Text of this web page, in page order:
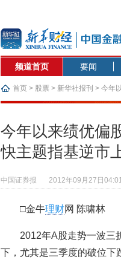
频道首页 要闻
首页 > 股票 > 新华社报刊 > 今年
今年以来绩优偏
快主题指基逆市
中国证券报 2012年09月27日
□金牛理财网 陈啸林
2012年A股走势一波三
下，尤其是三季度的破位下